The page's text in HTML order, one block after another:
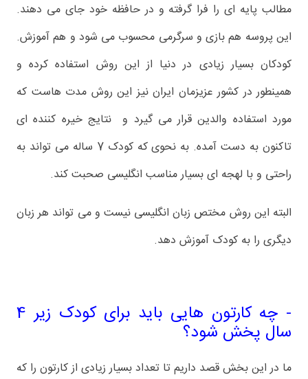
مطالب پایه ای را فرا گرفته و در حافظه خود جای می دهند.
این پروسه هم بازی و سرگرمی محسوب می شود و هم آموزش.
کودکان بسیار زیادی در دنیا از این روش استفاده کرده و
همینطور در کشور عزیزمان ایران نیز این روش مدت هاست که
مورد استفاده والدین قرار می گیرد و نتایج خیره کننده ای
تاکنون به دست آمده. به نحوی که کودک 7 ساله می تواند به
راحتی و با لهجه ای بسیار مناسب انگلیسی صحبت کند.
البته این روش مختص زبان انگلیسی نیست و می تواند هر زبان
دیگری را به کودک آموزش دهد.
- چه کارتون هایی باید برای کودک زیر 4
سال پخش شود؟
ما در این بخش قصد داریم تا تعداد بسیار زیادی از کارتون را که